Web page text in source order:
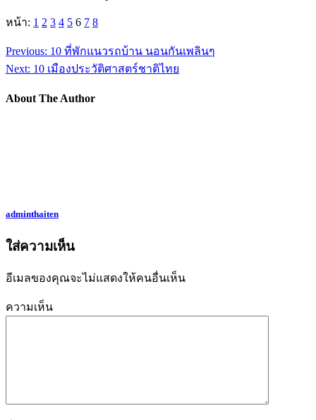
หน้า: 1 2 3 4 5 6 7 8
Previous: 10 ที่พักแนวรถบ้าน นอนกันเพลินๆ
Next: 10 เมืองประวัติศาสตร์ชาติไทย
About The Author
adminthaiten
ใส่ความเห็น
อีเมลของคุณจะไม่แสดงให้คนอื่นเห็น
ความเห็น